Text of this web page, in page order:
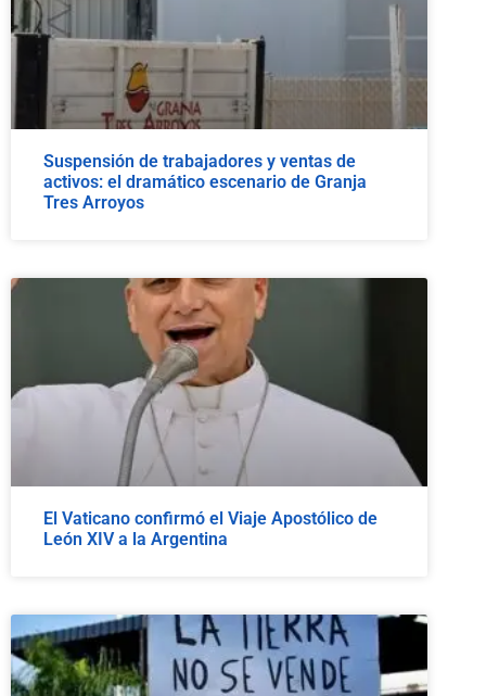
Suspensión de trabajadores y ventas de
activos: el dramático escenario de Granja
Tres Arroyos
El Vaticano confirmó el Viaje Apostólico de
León XIV a la Argentina